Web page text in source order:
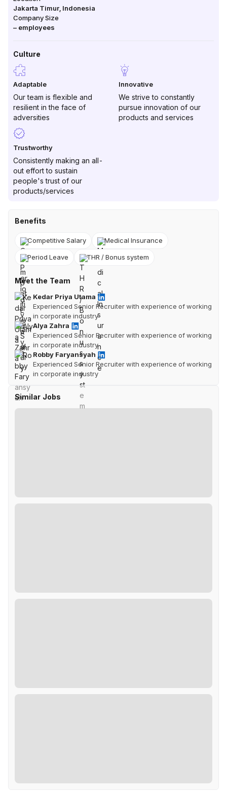
Jakarta Timur Indonesia
Company Size
– employees
Culture
Adaptable
Our team is flexible and
resilient in the face of
adversities
Innovative
We strive to constantly
pursue innovation of our
products and services
Trustworthy
Consistently making an all-
out effort to sustain
people's trust of our
products/services
Benefits
Competitive Salary Medical Insurance
Period Leave THR / Bonus system
Meet the Team
Kedar Priya Utama
Experienced Senior Recruiter with experience of working
in corporate industry
Alya Zahra
Experienced Senior Recruiter with experience of working
in corporate industry
Robby Faryansyah
Experienced Senior Recruiter with experience of working
in corporate industry
Similar Jobs